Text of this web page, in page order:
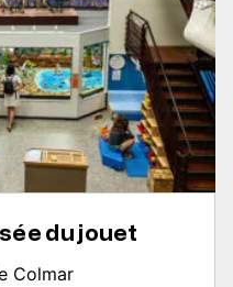
du jouet
Colmar